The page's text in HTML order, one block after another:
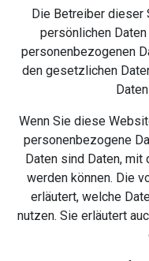
Die Betreiber dieser
persönlichen
personenbezogenen
den gesetzlichen
Wenn Sie diese
personenbezogene
Daten sind Daten,
werden können. Die
erläutert, welche
nutzen. Sie erläutert